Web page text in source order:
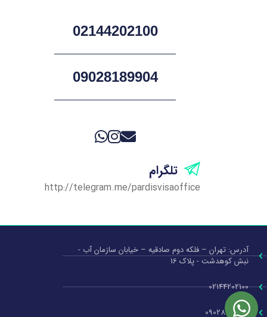
02144202100
09028189904
تلگرام
http://telegram.me/pardisvisaoffice
آدرس: تهران – فلکه دوم صادقیه – خیابان سازمان آب -
نبش کوهدشت - پلاک 16
02144202100
09028189904